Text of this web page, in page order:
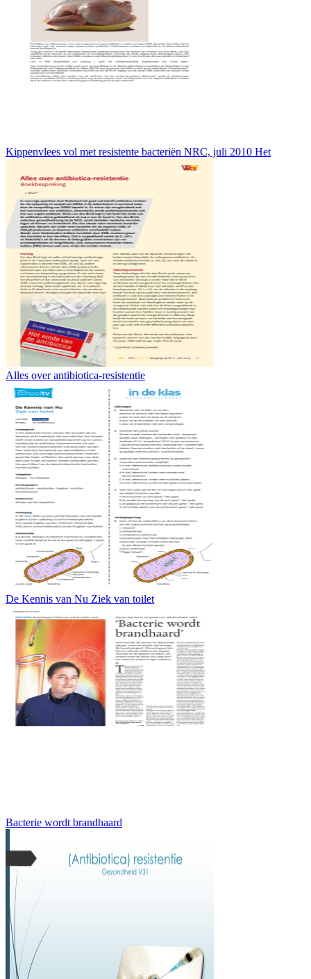
Kippenvlees vol met resistente bacteriën NRC, juli 2010 Het
Alles over antibiotica-resistentie
De Kennis van Nu Ziek van toilet
Bacterie wordt brandhaard